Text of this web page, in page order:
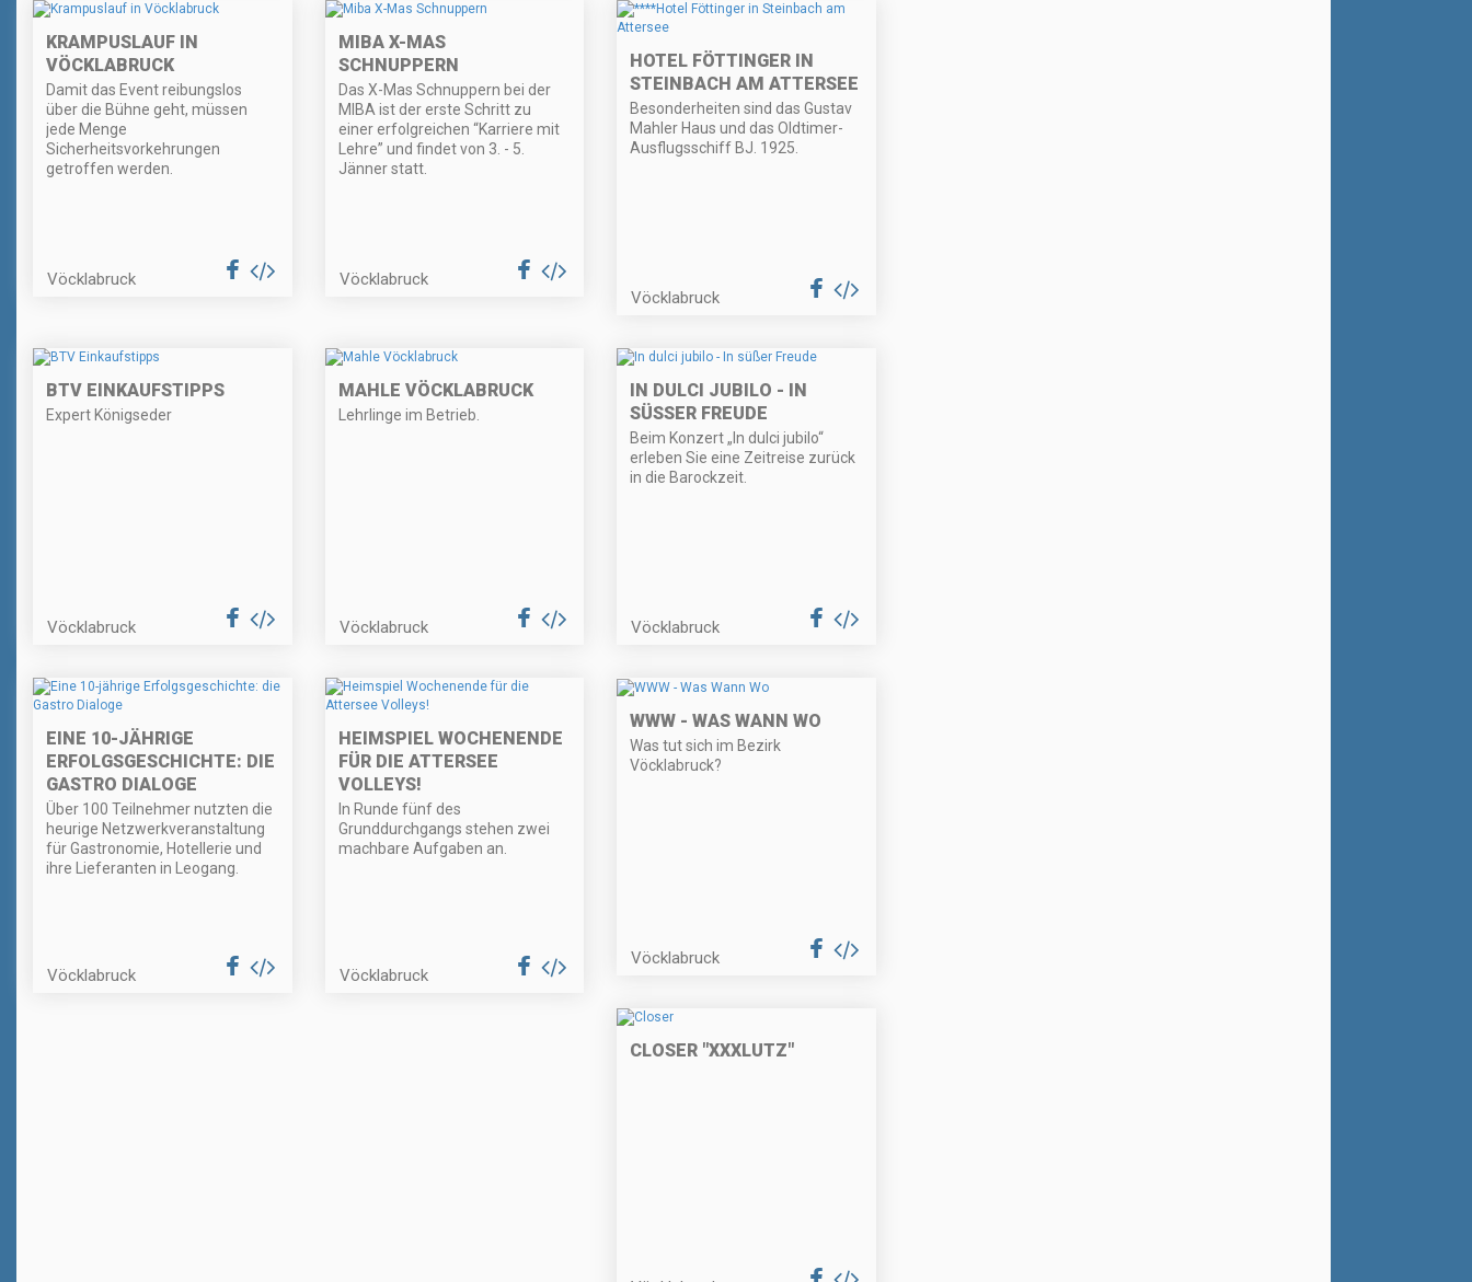
KRAMPUSLAUF IN
VÖCKLABRUCK
Damit das Event reibungslos
über die Bühne geht, müssen
jede Menge
Sicherheitsvorkehrungen
getroffen werden.
Vöcklabruck
MIBA X-MAS
SCHNUPPERN
Das X-Mas Schnuppern bei der
MIBA ist der erste Schritt zu
einer erfolgreichen “Karriere mit
Lehre” und findet von 3. - 5.
Jänner statt.
Vöcklabruck
HOTEL FÖTTINGER IN
STEINBACH AM ATTERSEE
Besonderheiten sind das Gustav
Mahler Haus und das Oldtimer-
Ausflugsschiff BJ. 1925.
Vöcklabruck
BTV EINKAUFSTIPPS
Expert Königseder
Vöcklabruck
MAHLE VÖCKLABRUCK
Lehrlinge im Betrieb.
Vöcklabruck
IN DULCI JUBILO - IN
SÜSSER FREUDE
Beim Konzert „In dulci jubilo“
erleben Sie eine Zeitreise zurück
in die Barockzeit.
Vöcklabruck
EINE 10-JÄHRIGE
ERFOLGSGESCHICHTE: DIE
GASTRO DIALOGE
Über 100 Teilnehmer nutzten die
heurige Netzwerkveranstaltung
für Gastronomie, Hotellerie und
ihre Lieferanten in Leogang.
Vöcklabruck
HEIMSPIEL WOCHENENDE
FÜR DIE ATTERSEE
VOLLEYS!
In Runde fünf des
Grunddurchgangs stehen zwei
machbare Aufgaben an.
Vöcklabruck
WWW - WAS WANN WO
Was tut sich im Bezirk
Vöcklabruck?
Vöcklabruck
CLOSER "XXXLUTZ"